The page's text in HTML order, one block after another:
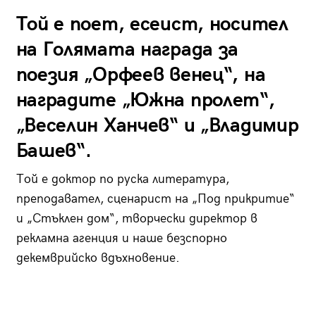
Той е поет, есеист, носител
на Голямата награда за
поезия „Орфеев венец“, на
наградите „Южна пролет“,
„Веселин Ханчев“ и „Владимир
Башев“.
Той е доктор по руска литература,
преподавател, сценарист на „Под прикритие“
и „Стъклен дом“, творчески директор в
рекламна агенция и наше безспорно
декемврийско вдъхновение.